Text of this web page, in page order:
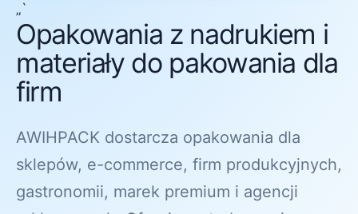
„`
Opakowania z nadrukiem i
materiały do pakowania dla
firm
AWIHPACK dostarcza opakowania dla
sklepów, e-commerce, firm produkcyjnych,
gastronomii, marek premium i agencji